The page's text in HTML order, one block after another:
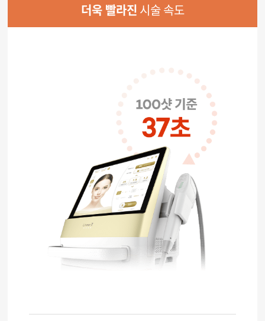
더욱 빨라진 시술 속도